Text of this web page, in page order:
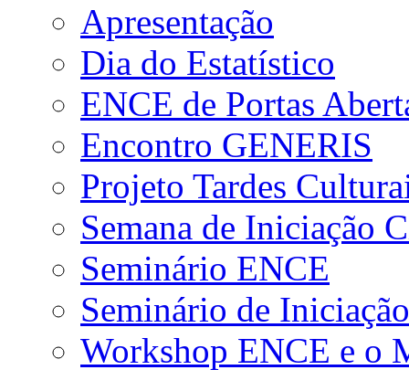
Apresentação
Dia do Estatístico
ENCE de Portas
Encontro GENERIS
Projeto Tardes
Semana de Iniciação
Seminário ENCE
Seminário de
Workshop ENCE e o